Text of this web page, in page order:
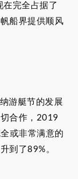
在完全占据了
船界提供顺风
游艇节的发展
合作，2019
或非常满意的
到了89%。